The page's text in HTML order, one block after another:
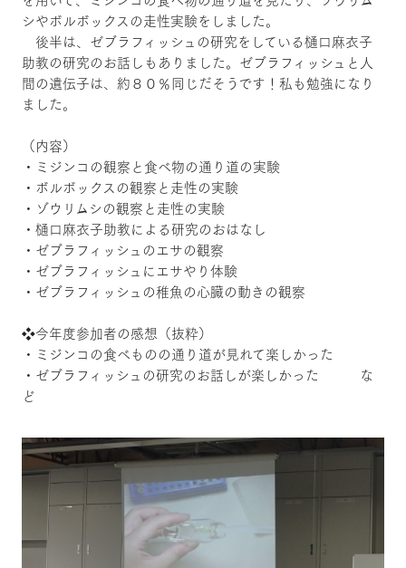
シやボルボックスの走性実験をしました。
後半は、ゼブラフィッシュの研究をしている樋口麻衣子
助教の研究のお話しもありました。ゼブラフィッシュと人
間の遺伝子は、約８０％同じだそうです！私も勉強になり
ました。
（内容）
・ミジンコの観察と食べ物の通り道の実験
・ボルボックスの観察と走性の実験
・ゾウリムシの観察と走性の実験
・樋口麻衣子助教による研究のおはなし
・ゼブラフィッシュのエサの観察
・ゼブラフィッシュにエサやり体験
・ゼブラフィッシュの稚魚の心臓の動きの観察
❖今年度参加者の感想（抜粋）
・ミジンコの食べものの通り道が見れて楽しかった
・ゼブラフィッシュの研究のお話しが楽しかった な
ど